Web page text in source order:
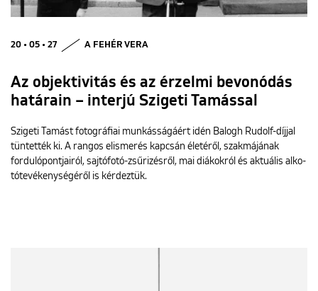
20 • 05 • 27 A FEHÉR VERA
Az objektivitás és az érzelmi bevonódás
határain – interjú Szigeti Tamással
Szigeti Tamást fotográfiai munkásságáért idén Balogh Rudolf-díjjal
tüntették ki. A rangos elismerés kapcsán életéről, szakmájának
fordulópontjairól, sajtófotó-zsűrizésről, mai diákokról és aktuális alko-
tótevékenységéről is kérdeztük.